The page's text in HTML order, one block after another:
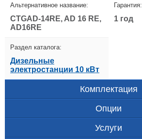
Альтернативное название:
CTGAD-14RE, AD 16 RE,
AD16RE
Гарантия:
1 год
Раздел каталога:
Дизельные
электростанции 10 кВт
Комплектация
Опции
Услуги